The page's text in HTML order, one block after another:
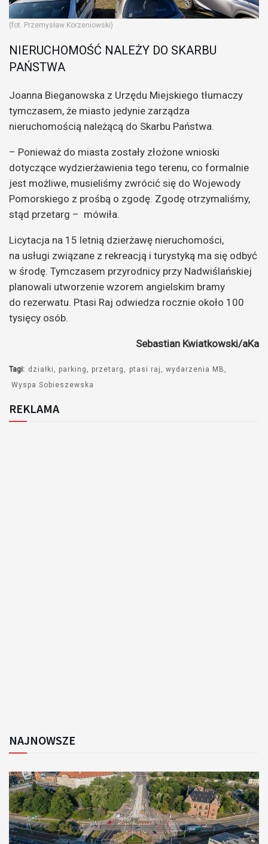
(fot. Przemysław Korzeniowski)
NIERUCHOMOŚĆ NALEŻY DO SKARBU
PAŃSTWA
Joanna Bieganowska z Urzędu Miejskiego tłumaczy
tymczasem, że miasto jedynie zarządza
nieruchomością należącą do Skarbu Państwa.
– Ponieważ do miasta zostały złożone wnioski
dotyczące wydzierżawienia tego terenu, co formalnie
jest możliwe, musieliśmy zwrócić się do Wojewody
Pomorskiego z prośbą o zgodę. Zgodę otrzymaliśmy,
stąd przetarg – mówiła.
Licytacja na 15 letnią dzierżawę nieruchomości,
na usługi związane z rekreacją i turystyką ma się odbyć
w środę. Tymczasem przyrodnicy przy Nadwiślańskiej
planowali utworzenie wzorem angielskim bramy
do rezerwatu. Ptasi Raj odwiedza rocznie około 100
tysięcy osób.
Sebastian Kwiatkowski/aKa
Tagi: działki parking przetarg ptasi raj
wydarzenia MB
Wyspa Sobieszewska
REKLAMA
NAJNOWSZE